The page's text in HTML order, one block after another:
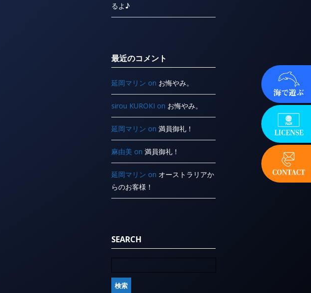
るよ♪
最近のコメント
延岡マリン on お悔やみ。
sirou KUROKI on お悔やみ。
延岡マリン on満員御礼！
麻由美 on満員御礼！
延岡マリン on オーストラリアか
らのお客様！
SEARCH